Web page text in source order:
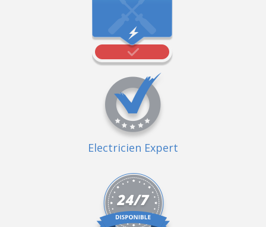
Electricien Expert